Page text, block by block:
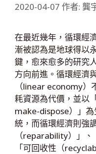
2020-04-07 作者: 龔
在最近幾年，循環經
漸被認為是地球得以
鍵，愈來愈多的研究
方向前進。循環經濟
（linear economy）
耗資源為代價，並以
make-dispose）」
統，而循環經濟則強
（reparability）」
「可回收性（